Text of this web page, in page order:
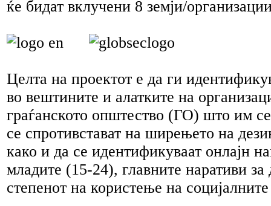
ќе бидат вклучени 8 земји/
Целта на проектот е да ги
во вештините и алатките на
граѓанското општество (ГО) што им
се спротивстават на ширењето на
како и да се идентификуваат онлајн
младите (15-24), главните наративи
степенот на користење на